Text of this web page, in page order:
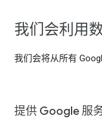
我们会利用
我们会将从所有
提供 Google 服